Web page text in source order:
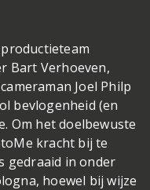
Bart Verhoeven,
Joel Philp
bevlogenheid (en
Om het doelbewuste
kracht bij te
gedraaid in onder
hoewel bij wijze